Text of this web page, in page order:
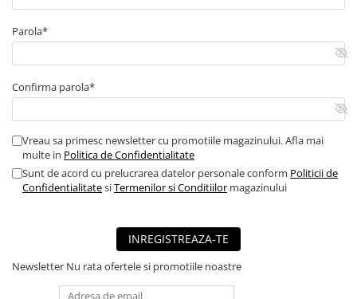
Parola*
Confirma parola*
Vreau sa primesc newsletter cu promotiile magazinului. Afla mai
multe in Politica de Confidentialitate
Sunt de acord cu prelucrarea datelor personale conform Politicii de
ConfidentialitatesiTermenilor si Conditiilor magazinului
INREGISTREAZA-TE
Newsletter Nu rata ofertele si promotiile noastre